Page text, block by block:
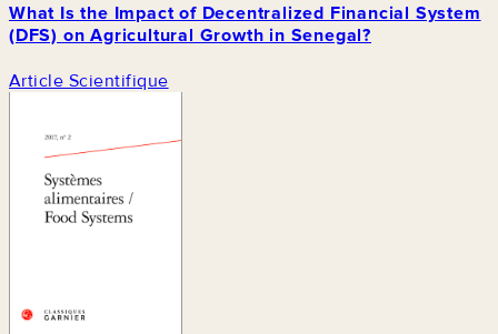
What Is the Impact of Decentralized Financial System
(DFS) on Agricultural Growth in Senegal?
Article Scientifique